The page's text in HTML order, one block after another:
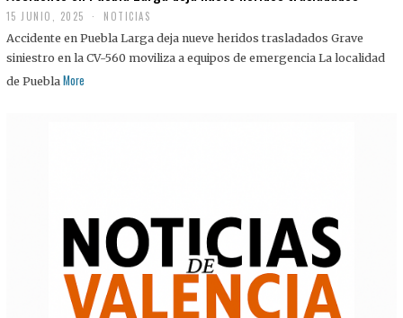
15 JUNIO, 2025 NOTICIAS
Accidente en Puebla Larga deja nueve heridos trasladados Grave
siniestro en la CV-560 moviliza a equipos de emergencia La localidad
de Puebla More